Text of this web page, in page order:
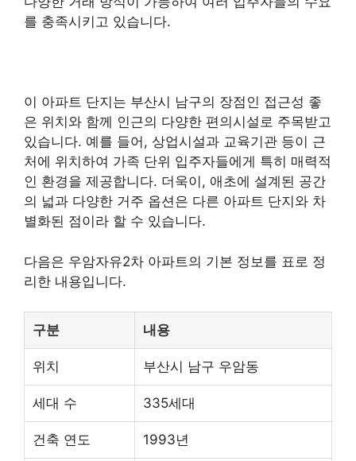
를 충족시키고 있습니다.
이 아파트 단지는 부산시 남구의 장점인 접근성 좋
은 위치와 함께 인근의 다양한 편의시설로 주목받고
있습니다. 예를 들어, 상업시설과 교육기관 등이 근
처에 위치하여 가족 단위 입주자들에게 특히 매력적
인 환경을 제공합니다. 더욱이, 애초에 설계된 공간
의 넓과 다양한 거주 옵션은 다른 아파트 단지와 차
별화된 점이라 할 수 있습니다.
다음은 우암자유2차 아파트의 기본 정보를 표로 정
리한 내용입니다.
구분 내용
위치 부산시 남구 우암동
세대 수 335세대
건축 연도 1993년